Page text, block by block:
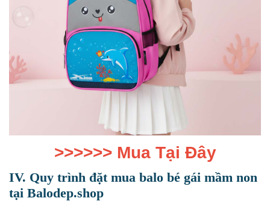
>>>>>> Mua Tại Đây
IV. Quy trình đặt mua balo bé gái mầm non
tại Balodep.shop